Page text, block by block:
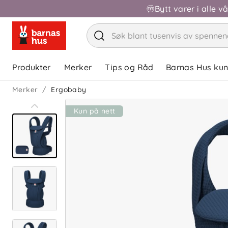
Bytt varer i alle
Produkter Merker Tips og Råd Barnas Hus
Merker Ergobaby
Kun på nett